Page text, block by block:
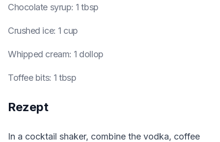
Chocolate syrup: 1 tbsp
Crushed ice: 1 cup
Whipped cream: 1 dollop
Toffee bits: 1 tbsp
Rezept
In a cocktail shaker, combine the vodka, coffee